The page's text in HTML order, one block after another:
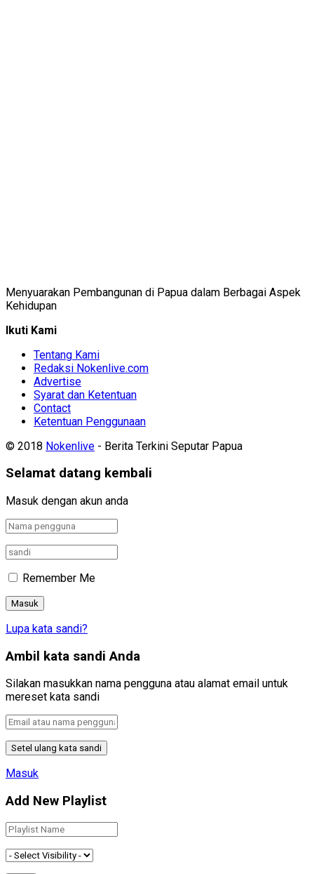
Menyuarakan Pembangunan di Papua dalam Berbagai Aspek
Kehidupan
Ikuti Kami
Tentang Kami
Redaksi Nokenlive.com
Advertise
Syarat dan Ketentuan
Contact
Ketentuan Penggunaan
© 2018 Nokenlive - Berita Terkini Seputar Papua
Selamat datang kembali
Masuk dengan akun anda
Remember Me
Lupa kata sandi?
Ambil kata sandi Anda
Silakan masukkan nama pengguna atau alamat email untuk
mereset kata sandi
Masuk
Add New Playlist